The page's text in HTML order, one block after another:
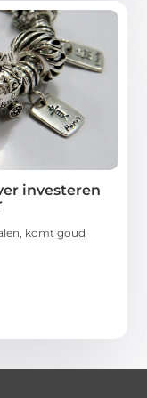
investeren
komt goud